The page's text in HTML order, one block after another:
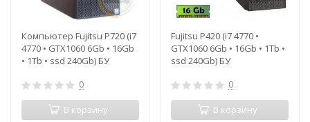
Компьютер Fujitsu P720 (i7
4770 • GTX1060 6Gb • 16Gb
• 1Tb • ssd 240Gb) БУ
0
В корзину
Fujitsu P420 (i7 4770 •
GTX1060 6Gb • 16Gb • 1Tb •
ssd 240Gb) БУ
0
В корзину